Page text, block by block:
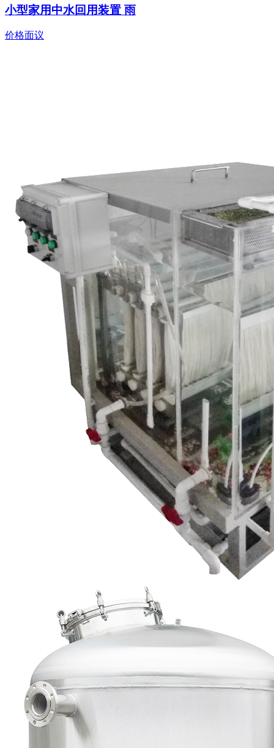
小型家用中水回用装置 雨
价格面议